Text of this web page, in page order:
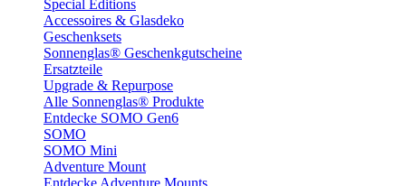
Special Editions
Accessoires & Glasdeko
Geschenksets
Sonnenglas® Geschenkgutscheine
Ersatzteile
Upgrade & Repurpose
Alle Sonnenglas® Produkte
Entdecke SOMO Gen6
SOMO
SOMO Mini
Adventure Mount